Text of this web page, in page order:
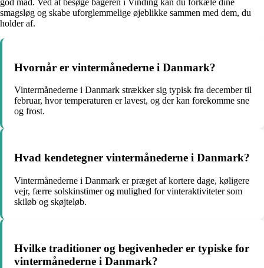
god mad. Ved at besøge bageren i Vinding kan du forkæle dine
smagsløg og skabe uforglemmelige øjeblikke sammen med dem, du
holder af.
Hvornår er vintermånederne i Danmark?
Vintermånederne i Danmark strækker sig typisk fra december til
februar, hvor temperaturen er lavest, og der kan forekomme sne
og frost.
Hvad kendetegner vintermånederne i Danmark?
Vintermånederne i Danmark er præget af kortere dage, køligere
vejr, færre solskinstimer og mulighed for vinteraktiviteter som
skiløb og skøjteløb.
Hvilke traditioner og begivenheder er typiske for
vintermånederne i Danmark?